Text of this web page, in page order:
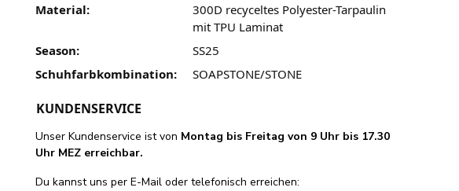
Material:
300D recyceltes Polyester-Tarpaulin
mit TPU Laminat
Season:
SS25
Schuhfarbkombination:
SOAPSTONE/STONE
KUNDENSERVICE
Unser Kundenservice ist von Montag bis Freitag von 9 Uhr bis 17.30
Uhr MEZ erreichbar.
Du kannst uns per E-Mail oder telefonisch erreichen: